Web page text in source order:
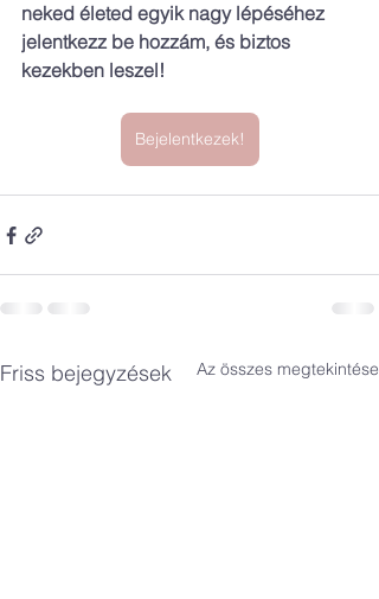
neked életed egyik nagy lépéséhez
jelentkezz be hozzám, és biztos
kezekben leszel!
Bejelentkezek!
Friss bejegyzések Az összes megtekintése